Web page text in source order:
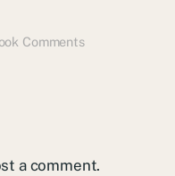
Comments
a comment.